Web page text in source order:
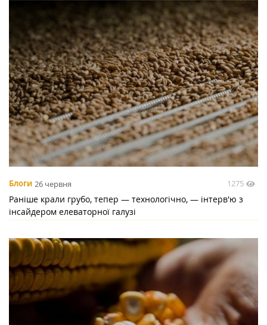
Блоги 26 червня 1275
Раніше крали грубо, тепер — технологічно, — інтерв'ю з
інсайдером елеваторної галузі